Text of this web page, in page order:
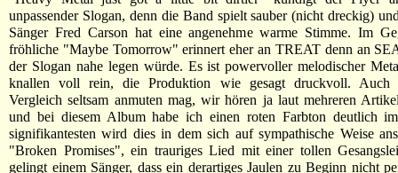
unpassender Slogan, denn die Band spielt sauber (nicht dreckig)
Sänger Fred Carson hat eine angenehme warme Stimme. Im
fröhliche "Maybe Tomorrow" erinnert eher an TREAT denn an
der Slogan nahe legen würde. Es ist powervoller melodischer
knallen voll rein, die Produktion wie gesagt druckvoll. Auch
Vergleich seltsam anmuten mag, wir hören ja laut mehreren
und bei diesem Album habe ich einen roten Farbton deutlich
signifikantesten wird dies in dem sich auf sympathische Weise
"Broken Promises", ein trauriges Lied mit einer tollen
gelingt einem Sänger, dass ein derartiges Jaulen zu Beginn nicht